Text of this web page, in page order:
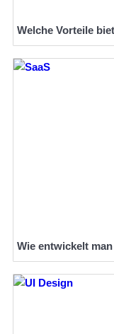
Welche Vorteile
Wie entwickelt